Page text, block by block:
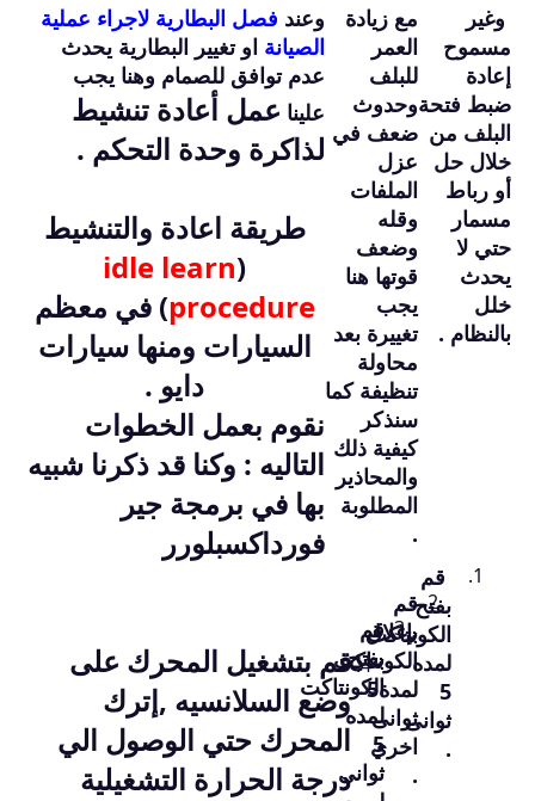
وغير
مسموح
إعادة
ضبط فتحة
البلف من
خلال حل
أو رباط
مسمار
حتي لا
يحدث
خلل
بالنظام .
مع زيادة
العمر
للبلف
وحدوث
ضعف في
عزل
الملفات
وقله
وضعف
قوتها هنا
يجب
تغييرة بعد
محاولة
تنظيفة كما
سنذكر
كيفية ذلك
والمحاذير
المطلوبة
.
وعند فصل البطارية لاجراء عملية
الصيانة او تغيير البطارية يحدث
عدم توافق للصمام وهنا يجب
علينا عمل أعادة تنشيط
لذاكرة وحدة التحكم .
طريقة اعادة والتنشيط
(
idle learn
procedure
) في معظم
السيارات ومنها سيارات
دايو .
نقوم بعمل الخطوات
التاليه : وكنا قد ذكرنا شبيه
بها في برمجة جير
فورداكسبلورر
قم
بفتح
الكونتاكت
لمده
5
ثوانى
.
قم
بإغلاق
الكونتاكت
لمدة5
ثوانى
اخري
.
قم
بفتح
الكونتاكت
لمده
5
ثوانى
قم بتشغيل المحرك على
وضع السلانسيه ,إترك
المحرك حتي الوصول الي
درجة الحرارة التشغيلية